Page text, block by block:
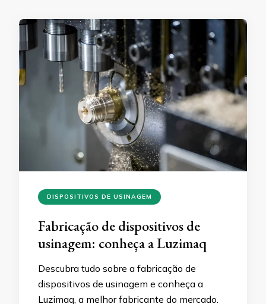
DISPOSITIVOS DE USINAGEM
Fabricação de dispositivos de
usinagem: conheça a Luzimaq
Descubra tudo sobre a fabricação de
dispositivos de usinagem e conheça a
Luzimaq, a melhor fabricante do mercado.